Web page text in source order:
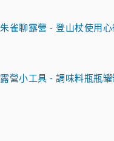
朱雀聊露營 - 登山杖使用
露營小工具 - 調味料瓶瓶